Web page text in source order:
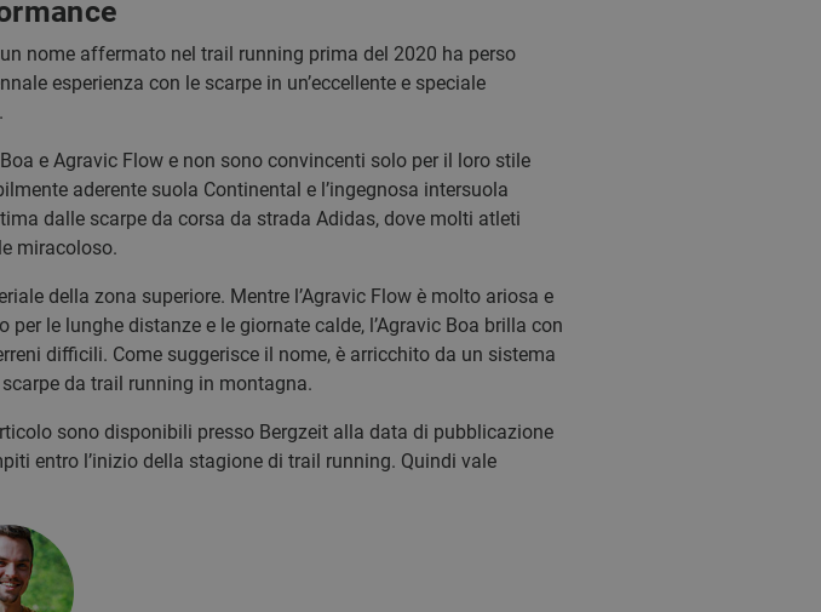
nome affermato nel trail running prima del 2020 ha perso
esperienza con le scarpe in un’eccellente e speciale
e Agravic Flow e non sono convincenti solo per il loro stile
aderente suola Continental e l’ingegnosa intersuola
dalle scarpe da corsa da strada Adidas, dove molti atleti
miracoloso.
della zona superiore. Mentre l’Agravic Flow è molto ariosa e
le lunghe distanze e le giornate calde, l’Agravic Boa brilla con
difficili. Come suggerisce il nome, è arricchito da un sistema
da trail running in montagna.
sono disponibili presso Bergzeit alla data di pubblicazione
entro l’inizio della stagione di trail running. Quindi vale